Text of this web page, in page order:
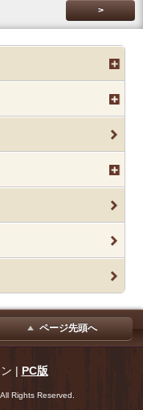
>
ページ先頭へ
| PC版
Rights Reserved.